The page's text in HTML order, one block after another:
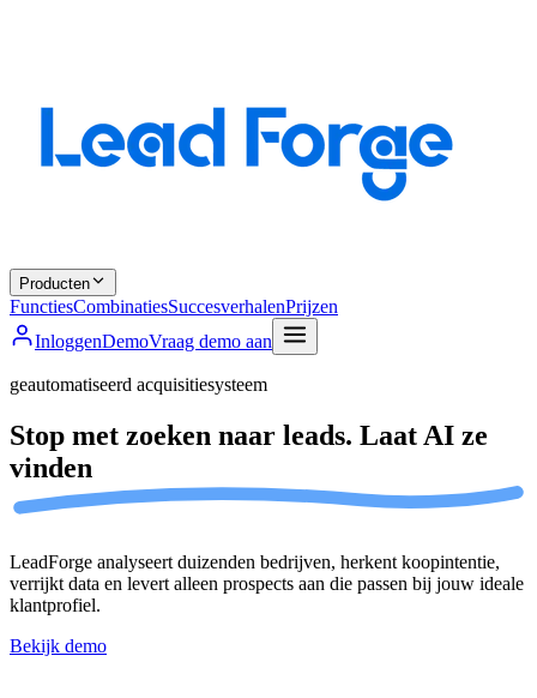
Producten
FunctiesCombinatiesSuccesverhalenPrijzen
InloggenDemoVraag demo aan
geautomatiseerd acquisitiesysteem
Stop met zoeken naar leads. Laat AI ze
vinden
LeadForge analyseert duizenden bedrijven, herkent koopintentie,
verrijkt data en levert alleen prospects aan die passen bij jouw ideale
klantprofiel.
Bekijk demo